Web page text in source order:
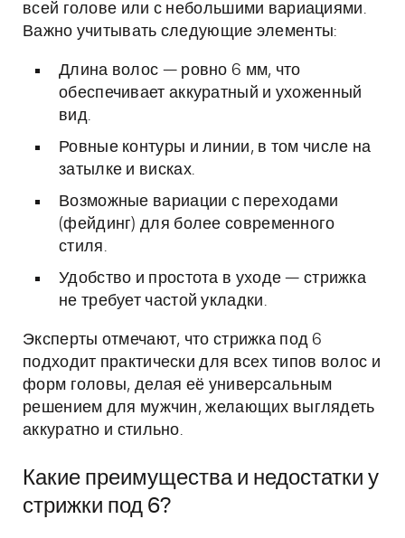
всей голове или с небольшими вариациями.
Важно учитывать следующие элементы:
Длина волос — ровно 6 мм, что
обеспечивает аккуратный и ухоженный
вид.
Ровные контуры и линии, в том числе на
затылке и висках.
Возможные вариации с переходами
(фейдинг) для более современного
стиля.
Удобство и простота в уходе — стрижка
не требует частой укладки.
Эксперты отмечают, что стрижка под 6
подходит практически для всех типов волос и
форм головы, делая её универсальным
решением для мужчин, желающих выглядеть
аккуратно и стильно.
Какие преимущества и недостатки у
стрижки под 6?